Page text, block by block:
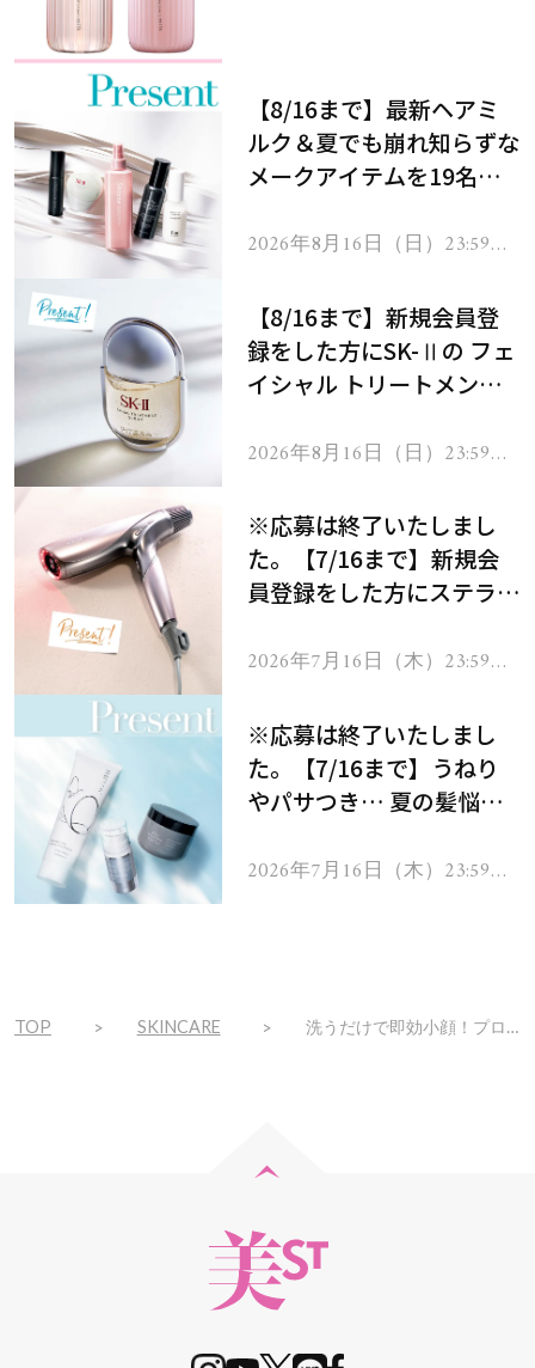
【8/16まで】最新ヘアミ
ルク＆夏でも崩れ知らずな
メークアイテムを19名様
2026年8月16日（日）23:59ま
【8/16まで】新規会員登
録をした方にSK-Ⅱの フェ
イシャル トリートメント
2026年8月16日（日）23:59ま
※応募は終了いたしまし
た。【7/16まで】新規会
員登録をした方にステラボ
ヘアドライヤー ジュエル
2026年7月16日（木）23:59ま
※応募は終了いたしまし
た。【7/16まで】うねり
やパサつき… 夏の髪悩み
ムを13名様にプレゼン
2026年7月16日（木）23:59ま
TOP SKINCARE 洗うだけで即効小顔！プロが現場で駆使する「若見え」立て直し術